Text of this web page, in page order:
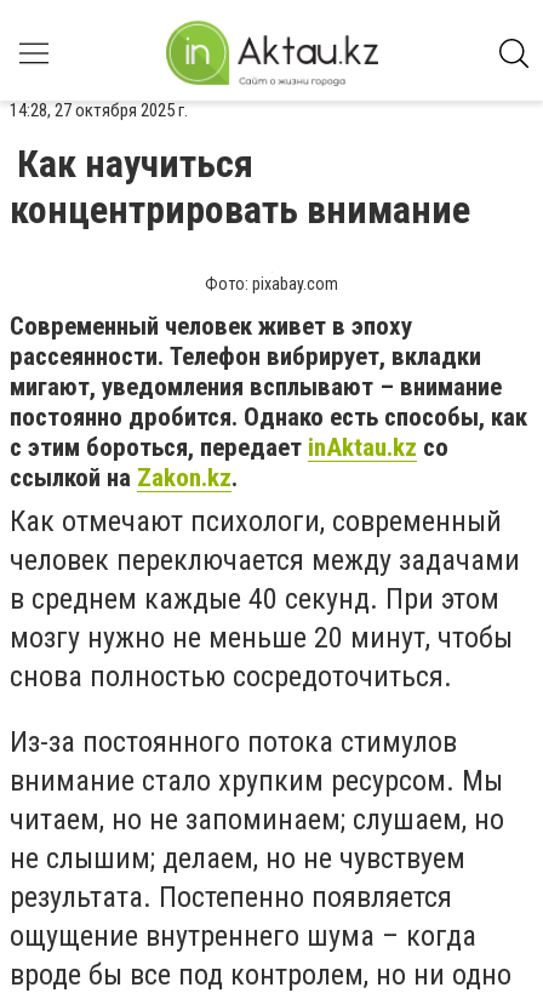
14:28, 27 октября 2025 г.
Как научиться
концентрировать внимание
Фото: pixabay.com
Современный человек живет в эпоху
рассеянности. Телефон вибрирует, вкладки
мигают, уведомления всплывают – внимание
постоянно дробится. Однако есть способы, как
с этим бороться, передает inAktau.kz со
ссылкой на Zakon.kz.
Как отмечают психологи, современный
человек переключается между задачами
в среднем каждые 40 секунд. При этом
мозгу нужно не меньше 20 минут, чтобы
снова полностью сосредоточиться.
Из-за постоянного потока стимулов
внимание стало хрупким ресурсом. Мы
читаем, но не запоминаем; слушаем, но
не слышим; делаем, но не чувствуем
результата. Постепенно появляется
ощущение внутреннего шума – когда
вроде бы все под контролем, но ни одно